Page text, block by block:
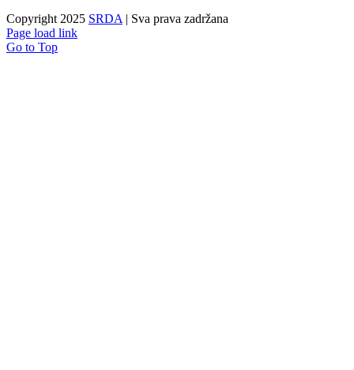
Copyright 2025 SRDA | Sva prava zadržana
Page load link
Go to Top